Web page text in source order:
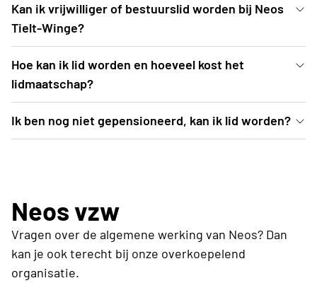
Kan ik vrijwilliger of bestuurslid worden bij Neos
Tielt-Winge?
Dat kan! Neem dan zeker contact op via tielt-
winge@neosclub.be.
Hoe kan ik lid worden en hoeveel kost het
lidmaatschap?
Lid worden kan door 45 euro over te maken op
rekeningnummer BE40 7310 6091 5163 met
Ik ben nog niet gepensioneerd, kan ik lid worden?
Neos vzw
Vragen over de algemene werking van Neos? Dan
kan je ook terecht bij onze overkoepelend
organisatie.